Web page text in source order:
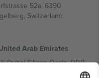
52a, 6390
Switzerland
Arab Emirates
Dubai Silicon Oasis, DDP
A1, Office 302, Dubai,